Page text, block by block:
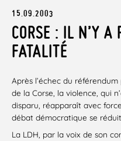
15.09.2003
CORSE : IL N’Y A
FATALITÉ
Après l’échec du
de la Corse, la violence, qui
disparu, réapparaît avec
débat démocratique se
La LDH, par la voix de son